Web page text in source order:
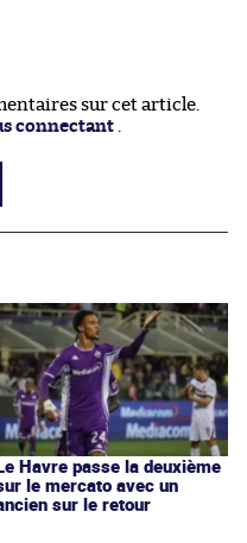
sur cet article.
connectant
Havre passe la deuxième
le mercato avec un
sur le retour